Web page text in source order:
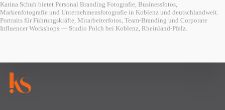
Karina Schuh bietet Personal Branding Fotografie, Businessfotos,
Markenfotografie und Unternehmensfotografie in Koblenz und deutschlandweit.
Portraits für Führungskräfte, Mitarbeiterfotos, Team-Branding und Corporate
Influencer Workshops — Studio Polch bei Koblenz, Rheinland-Pfalz.